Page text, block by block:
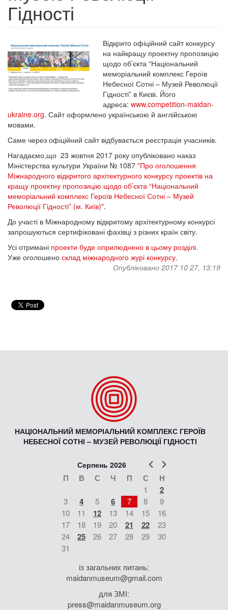
Гідності
Відкрито офіційний сайт конкурсу
на найкращу проектну пропозицію
щодо об’єкта “Національний
меморіальний комплекс Героїв
Небесної Сотні – Музей Революції
Гідності” в Києві. Його
адреса:www.competition-maidan-
ukraine.org. Сайт оформлено українською й англійською
мовами.
Саме через офіційний сайт відбувається реєстрація учасників.
Нагадаємо,що 23 жовтня 2017 року опубліковано наказ
Міністерства культури України № 1087 "Про оголошення
Міжнародного відкритого архітектурного конкурсу проектів на
кращу проектну пропозицію щодо об’єкта “Національний
меморіальний комплекс Героїв Небесної Сотні – Музей
Революції Гідності” (м. Київ)".
До участі в Міжнародному відкритому архітектурному конкурсі
запрошуються сертифіковані фахівці з різних країн світу.
Усі отримані проекти буде оприлюднено в цьому розділі.
Уже оголошено склад міжнародного журі конкурсу.
Опубліковано 2017 10 27, 13:19
НАЦІОНАЛЬНИЙ МЕМОРІАЛЬНИЙ КОМПЛЕКС ГЕРОЇВ
НЕБЕСНОЇ СОТНІ – МУЗЕЙ РЕВОЛЮЦІЇ ГІДНОСТІ
Попер
Серпень 2026
П В С Ч П С Н
1 2
3 4 5 6 7 8
9
10
11 12 13 14 15
16
17
18 19 20 21 22
23
24
25 26 27 28 29
30
31
із загальних питань:
maidanmuseum@gmail.com
для ЗМІ:
press@maidanmuseum.org